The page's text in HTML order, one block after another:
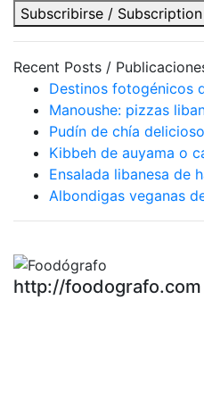
Subscribirse / Subscription
Recent Posts /
Destinos fotogénicos
Manoushe: pizzas
Pudín de chía
Kibbeh de auyama o
Ensalada libanesa de
Albondigas veganas
http://foodografo.com